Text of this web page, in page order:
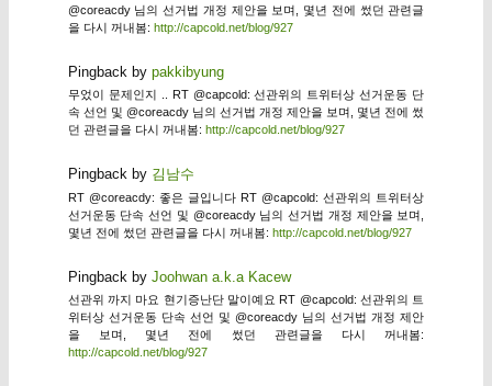
@coreacdy 님의 선거법 개정 제안을 보며, 몇년 전에 썼던 관련글
을 다시 꺼내봄: http://capcold.net/blog/927
Pingback by pakkibyung
무었이 문제인지 .. RT @capcold: 선관위의 트위터상 선거운동 단
속 선언 및 @coreacdy 님의 선거법 개정 제안을 보며, 몇년 전에 썼
던 관련글을 다시 꺼내봄: http://capcold.net/blog/927
Pingback by 김남수
RT @coreacdy: 좋은 글입니다 RT @capcold: 선관위의 트위터상
선거운동 단속 선언 및 @coreacdy 님의 선거법 개정 제안을 보며,
몇년 전에 썼던 관련글을 다시 꺼내봄: http://capcold.net/blog/927
Pingback by Joohwan a.k.a Kacew
선관위 까지 마요 현기증난단 말이예요 RT @capcold: 선관위의 트
위터상 선거운동 단속 선언 및 @coreacdy 님의 선거법 개정 제안
을 보며, 몇년 전에 썼던 관련글을 다시 꺼내봄:
http://capcold.net/blog/927